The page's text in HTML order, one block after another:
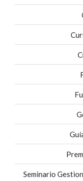
Seminario